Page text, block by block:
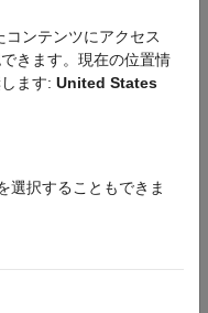
information?
ンテンツにアクセス
きます。現在の位置情
ます: United States
選択することもできま